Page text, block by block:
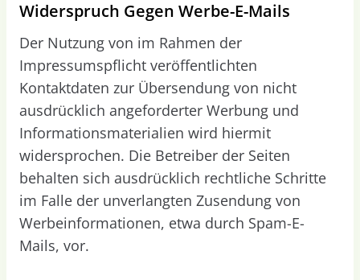
Widerspruch Gegen Werbe-E-Mails
Der Nutzung von im Rahmen der
Impressumspflicht veröffentlichten
Kontaktdaten zur Übersendung von nicht
ausdrücklich angeforderter Werbung und
Informationsmaterialien wird hiermit
widersprochen. Die Betreiber der Seiten
behalten sich ausdrücklich rechtliche Schritte
im Falle der unverlangten Zusendung von
Werbeinformationen, etwa durch Spam-E-
Mails, vor.